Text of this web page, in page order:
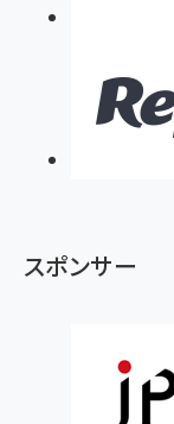
スポンサー